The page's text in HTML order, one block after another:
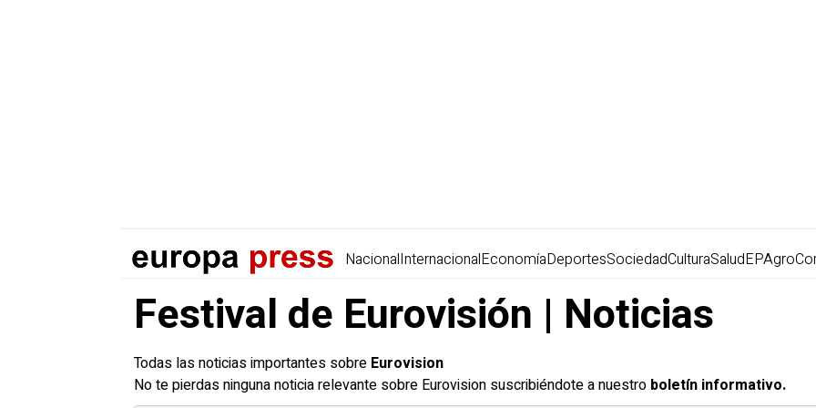
NacionalInternacionalEconomíaDeportesSociedadCulturaSaludEPAgro
Festival de Eurovisión | Noticias
Todas las noticias importantes sobre Eurovision
No te pierdas ninguna noticia relevante sobre Eurovision suscribiéndote a nuestro boletín informativo.